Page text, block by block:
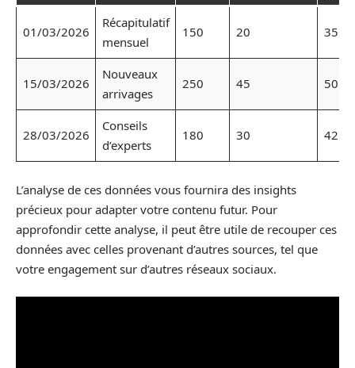
01/03/2026
Récapitulatif
mensuel
150 20 35
15/03/2026
Nouveaux
arrivages
250 45 50
28/03/2026
Conseils
d’experts
180 30 42
L’analyse de ces données vous fournira des insights
précieux pour adapter votre contenu futur. Pour
approfondir cette analyse, il peut être utile de recouper ces
données avec celles provenant d’autres sources, tel que
votre engagement sur d’autres réseaux sociaux.